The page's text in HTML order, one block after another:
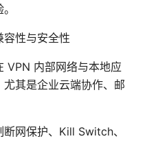
容性与安全性
VPN 内部网络与本地应
其是企业云端协作、邮
网保护、Kill Switch、